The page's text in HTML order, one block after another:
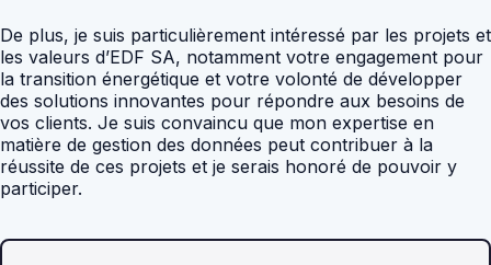
De plus, je suis particulièrement intéressé par les projets et
les valeurs d’EDF SA, notamment votre engagement pour
la transition énergétique et votre volonté de développer
des solutions innovantes pour répondre aux besoins de
vos clients. Je suis convaincu que mon expertise en
matière de gestion des données peut contribuer à la
réussite de ces projets et je serais honoré de pouvoir y
participer.